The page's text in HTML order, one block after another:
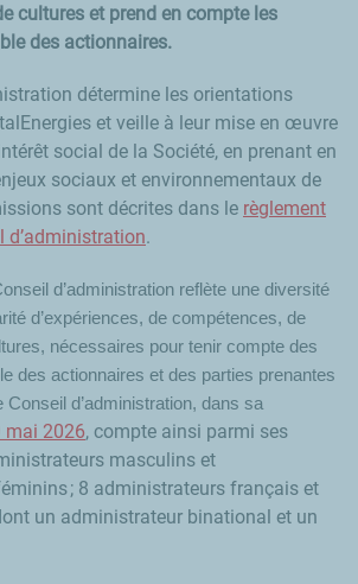
cultures et prend en compte les
des actionnaires.
détermine les orientations
et veille à leur mise en œuvre
social de la Société, en prenant en
sociaux et environnementaux de
sont décrites dans le règlement
d’administration.
d’administration reflète une diversité
d’expériences, de compétences, de
nécessaires pour tenir compte des
des actionnaires et des parties prenantes
d’administration, dans sa
mai 2026, compte ainsi parmi ses
masculins et
; 8 administrateurs français et
un administrateur binational et un